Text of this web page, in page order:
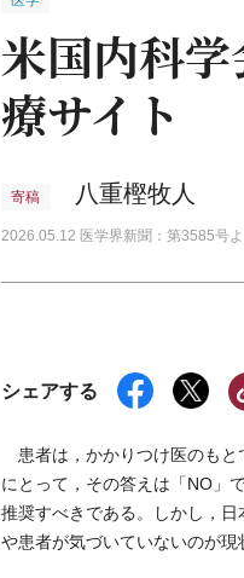
米国内科
療サイト
寄稿 八重樫牧人
2026.05.12 医学界新聞：第3585号よ
シェアする
患者は，かかりつけ医のもと
にとって，その答えは「NO」
推奨すべきである。しかし，
や患者が気づいていないのが現